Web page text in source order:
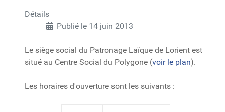
Détails
Publié le 14 juin 2013
Le siège social du Patronage Laïque de Lorient est
situé au Centre Social du Polygone (voir le plan).
Les horaires d'ouverture sont les suivants :